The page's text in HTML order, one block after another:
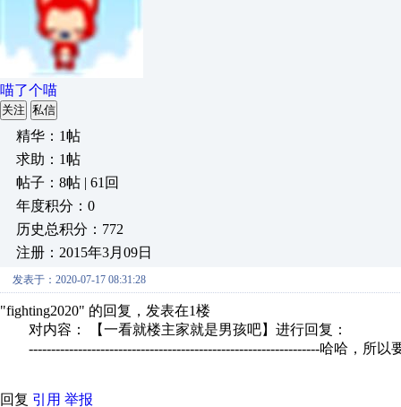
喵了个喵
关注 私信
精华：1帖
求助：1帖
帖子：8帖 | 61回
年度积分：0
历史总积分：772
注册：2015年3月09日
发表于：2020-07-17 08:31:28
"fighting2020" 的回复，发表在1楼
对内容： 【一看就楼主家就是男孩吧】进行回复：
-----------------------------------------------------------------哈哈，所以
回复 引用 举报